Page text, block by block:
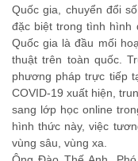
Quốc gia, chuyển đổi
đặc biệt trong tình hình
Quốc gia là đầu mối
thuật trên toàn quốc.
phương pháp trực tiếp
COVID-19 xuất hiện,
sang lớp học online
hình thức này, việc
vùng sâu, vùng xa.